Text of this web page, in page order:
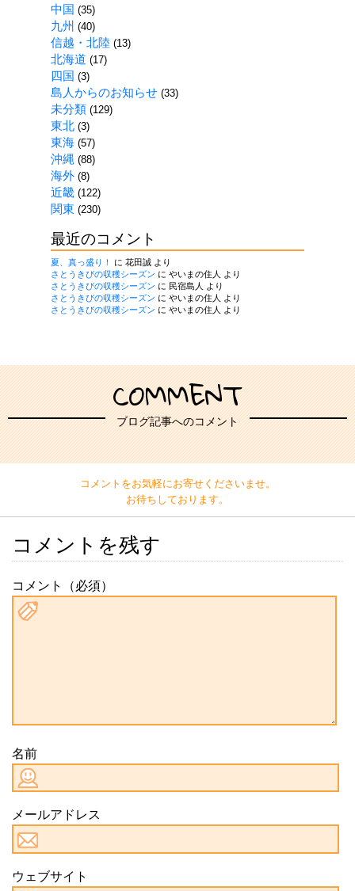
中国 (35)
九州 (40)
信越・北陸(13)
北海道 (17)
四国 (3)
島人からのお知らせ(33)
未分類(129)
東北(3)
東海(57)
沖縄 (88)
海外(8)
近畿(122)
関東 (230)
最近のコメント
夏、真っ盛り！ に 花田誠より
さとうきびの収穫シーズン に やいまの住人
より
さとうきびの収穫シーズン に 民宿島人
より
さとうきびの収穫シーズン に やいまの住人
より
さとうきびの収穫シーズン に やいまの住人 より
COMMENT
ブログ記事へのコメント
コメントをお気軽にお寄せくださいませ。
お待ちしております。
コメントを残す
コメント（必須）
名前
メールアドレス
ウェブサイト